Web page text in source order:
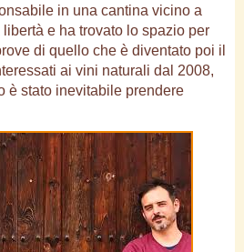
in una cantina vicino a
e ha trovato lo spazio per
di quello che è diventato poi il
ai vini naturali dal 2008,
è stato inevitabile prendere